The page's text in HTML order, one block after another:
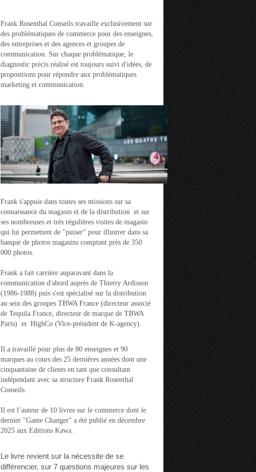
Frank Rosenthal Conseils travaille exclusivement sur
des problématiques de commerce pour des enseignes,
des entreprises et des agences et groupes de
communication. Sur chaque problématique, le
diagnostic précis réalisé est toujours suivi d'idées, de
propositions pour répondre aux problématiques
marketing et communication.
Frank s'appuie dans toutes ses missions sur sa
connaissance du magasin et de la distribution et sur
ses nombreuses et très régulières visites de magasin
qui lui permettent de "puiser" pour illustrer dans sa
banque de photos magasins comptant près de 350
000 photos.
Frank a fait carrière auparavant dans la
communication d'abord auprès de Thierry Ardisson
(1986-1988) puis s'est spécialisé sur la distribution
au sein des groupes TBWA France (directeur associé
de Tequila France, directeur de marque de TBWA
Paris) et HighCo (Vice-président de K-agency).
Il a travaillé pour plus de 80 enseignes et 90
marques au cours des 25 dernières années dont une
cinquantaine de clients en tant que consultant
indépendant avec sa structure Frank Rosenthal
Conseils.
Il est l’auteur de 10 livres sur le commerce dont le
dernier "Game Changer" a été publié en décembre
2025 aux Editions Kawa.
Le livre revient sur la nécessite de se
différencier, sur 7 questions majeures sur les